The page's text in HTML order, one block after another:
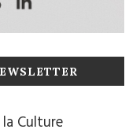
la Culture